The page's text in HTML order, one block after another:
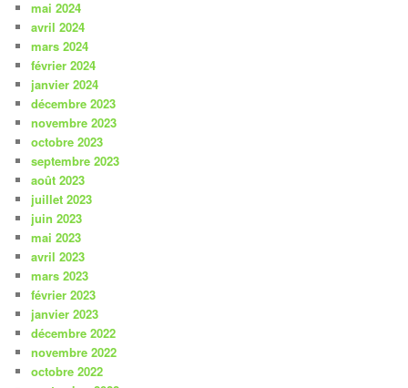
mai 2024
avril 2024
mars 2024
février 2024
janvier 2024
décembre 2023
novembre 2023
octobre 2023
septembre 2023
août 2023
juillet 2023
juin 2023
mai 2023
avril 2023
mars 2023
février 2023
janvier 2023
décembre 2022
novembre 2022
octobre 2022